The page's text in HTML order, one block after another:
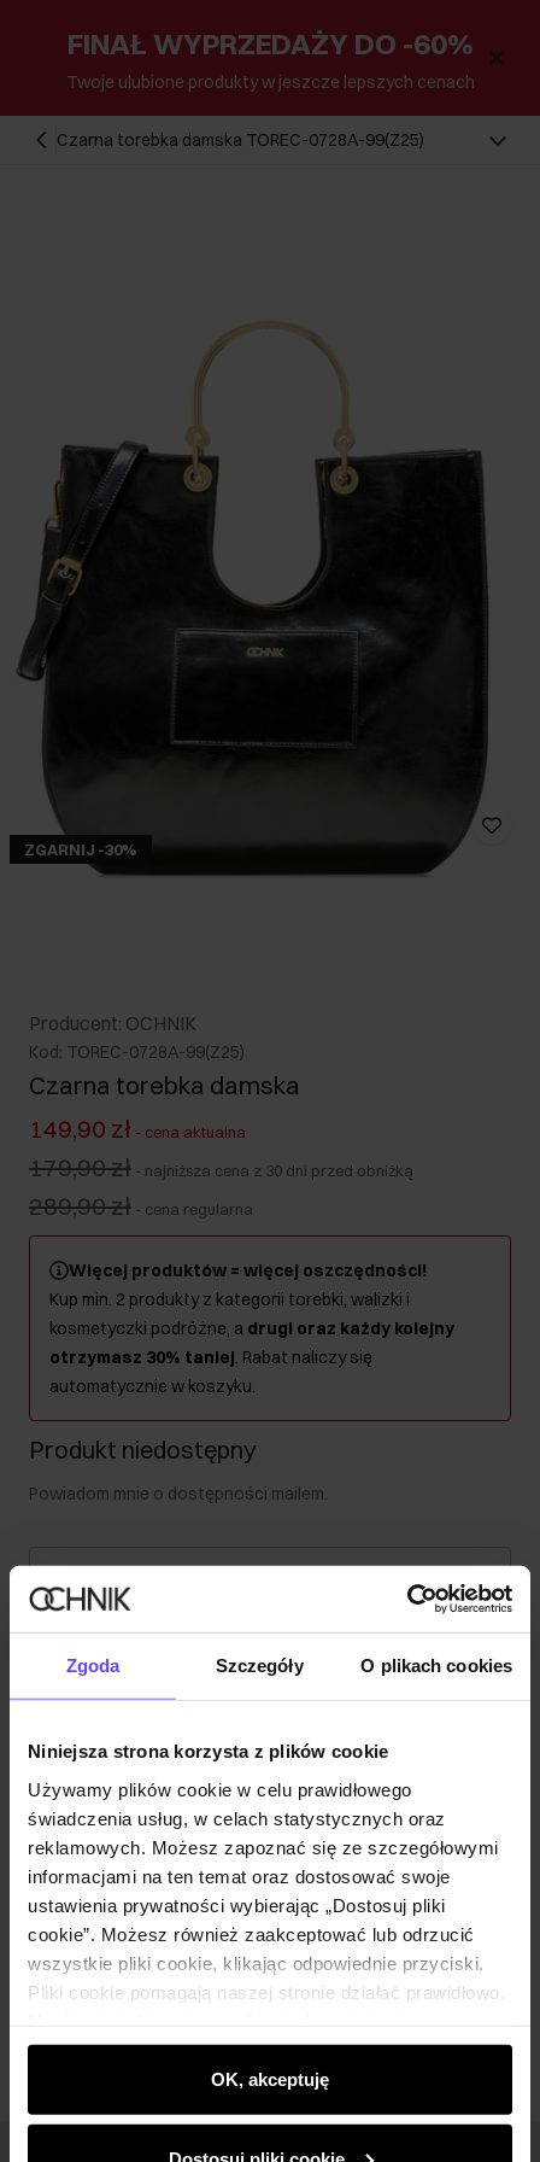
Zgoda Szczegóły O plikach cookies
Niniejsza strona korzysta z plików cookie
Używamy plików cookie w celu prawidłowego
świadczenia usług, w celach statystycznych oraz
reklamowych. Możesz zapoznać się ze szczegółowymi
informacjami na ten temat oraz dostosować swoje
ustawienia prywatności wybierając „Dostosuj pliki
cookie”. Możesz również zaakceptować lub odrzucić
wszystkie pliki cookie, klikając odpowiednie przyciski.
Pliki cookie pomagają naszej stronie działać prawidłowo.
wyświetlać im dopasowane do ich preferencji treści,
rekomendacje oraz komunikaty reklamowe informujące o
najnowszych promocjach w e-sklepie. Informacje o tym,
OK, akceptuję
FINAŁ WYPRZEDAŻY DO -60%
Twoje ulubione produkty w jeszcze lepszych cenach
Czarna torebka damska TOREC-0728A-99(Z25)
ZGARNIJ -30%
Producent: OCHNIK
Kod: TOREC-0728A-99(Z25)
Czarna torebka damska
149,90 zł - cena aktualna
179,90 zł - najniższa cena z 30 dni przed obniżką
289,90 zł - cena regularna
Więcej produktów = więcej oszczędności!
Kup min. 2 produkty z kategorii torebki, walizki i
kosmetyczki podróżne, a drugi oraz każdy kolejny
otrzymasz 30% taniej. Rabat naliczy się
automatycznie w koszyku.
Produkt niedostępny
Powiadom mnie o dostępności mailem.
Powiadom o dostępności
Opis produktu
Szczegóły
Skład i wymiary
Opinie